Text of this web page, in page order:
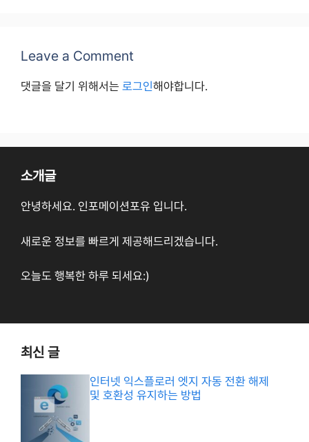
Leave a Comment
댓글을 달기 위해서는 로그인해야합니다.
소개글
안녕하세요. 인포메이션포유 입니다.
새로운 정보를 빠르게 제공해드리겠습니다.
오늘도 행복한 하루 되세요:)
최신 글
인터넷 익스플로러 엣지 자동 전환 해제
및 호환성 유지하는 방법